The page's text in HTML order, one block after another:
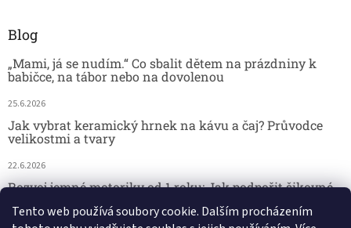
Tento web používá soubory cookie. Dalším procházením
Blog
„Mami, já se nudím.“ Co sbalit dětem na prázdniny k
babičce, na tábor nebo na dovolenou
25.6.2026
Jak vybrat keramický hrnek na kávu a čaj? Průvodce
velikostmi a tvary
22.6.2026
Rozvoj jemné motoriky od 1 roku: Jak podpořit šikovné